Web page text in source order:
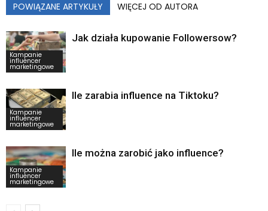
POWIĄZANE ARTYKUŁY WIĘCEJ OD AUTORA
Kampanie
influencer
marketingowe
Jak działa kupowanie Followersow?
Kampanie
influencer
marketingowe
Ile zarabia influence na Tiktoku?
Kampanie
influencer
marketingowe
Ile można zarobić jako influence?